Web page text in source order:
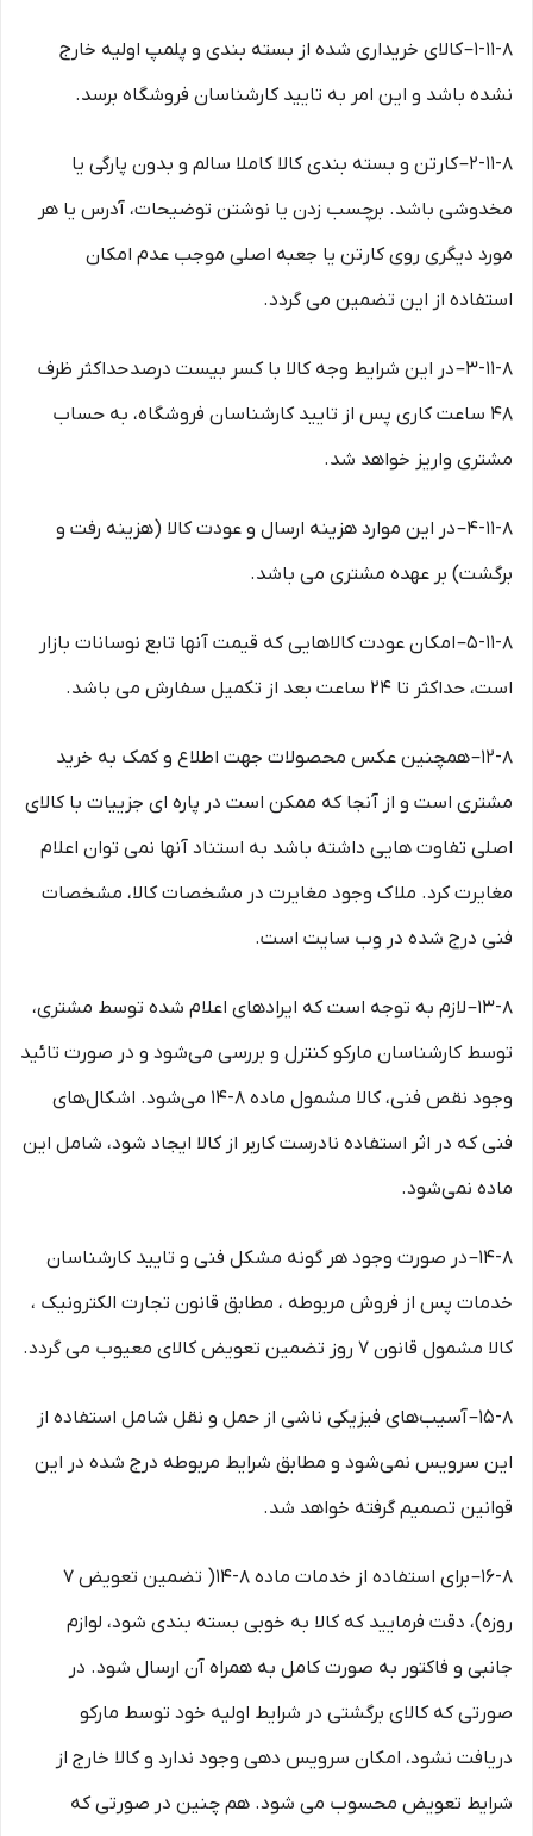
۱-۱۱-۸– کالای خریداری شده از بسته بندی و پلمپ اولیه خارج
نشده باشد و این امر به تایید کارشناسان فروشگاه برسد.
۲-۱۱-۸– کارتن و بسته بندی کالا کاملا سالم و بدون پارگی یا
مخدوشی باشد. برچسب زدن یا نوشتن توضیحات، آدرس یا هر
مورد دیگری روی کارتن یا جعبه اصلی موجب عدم امکان
استفاده از این تضمین می گردد.
۳-۱۱-۸– در این شرایط وجه کالا با کسر بیست درصد حداکثر ظرف
۴۸ ساعت کاری پس از تایید کارشناسان فروشگاه، به حساب
مشتری واریز خواهد شد.
۴-۱۱-۸– در این موارد هزینه ارسال و عودت کالا (هزینه رفت و
برگشت) بر عهده مشتری می باشد.
۵-۱۱-۸– امکان عودت کالاهایی که قیمت آنها تابع نوسانات بازار
است، حداکثر تا ۲۴ ساعت بعد از تکمیل سفارش می باشد.
۱۲-۸– همچنین عکس محصولات جهت اطلاع و کمک به خرید
مشتری است و از آنجا که ممکن است در پاره ای جزییات با کالای
اصلی تفاوت هایی داشته باشد به استناد آنها نمی توان اعلام
مغایرت کرد. ملاک وجود مغایرت در مشخصات کالا، مشخصات
فنی درج شده در وب سایت است.
۱۳-۸– لازم به توجه است که ایرادهای اعلام شده توسط مشتری،
توسط کارشناسان مارکو کنترل و بررسی می‏‌شود و در صورت تائید
وجود نقص فنی، کالا مشمول ماده ۸-۱۴ می‏‌شود. اشکال‏‌های
فنی که در اثر استفاده نادرست کاربر از کالا ایجاد شود، شامل این
ماده نمی‌‏شود.
۱۴-۸– در صورت وجود هر گونه مشکل فنی و تایید کارشناسان
خدمات پس از فروش مربوطه ، مطابق قانون تجارت الکترونیک ،
کالا مشمول قانون ۷ روز تضمین تعویض کالای معیوب می گردد.
۱۵-۸– آسیب‏‌های فیزیکی ناشی از حمل و نقل شامل استفاده از
این سرویس نمی‏‌شود و مطابق شرایط مربوطه درج شده در این
قوانین تصمیم گرفته خواهد شد.
۱۶-۸– برای استفاده از خدمات ماده ۸-۱۴( تضمین تعویض ۷
روزه)، دقت فرمایید که کالا به ‏خوبی بسته ‌بندی شود، لوازم
جانبی و فاکتور به صورت کامل به همراه آن ارسال شود. در
صورتی که کالای برگشتی در شرایط اولیه خود توسط مارکو
دریافت نشود، امکان سرویس دهی وجود ندارد و کالا خارج از
شرایط تعویض محسوب می شود. هم چنین در صورتی که